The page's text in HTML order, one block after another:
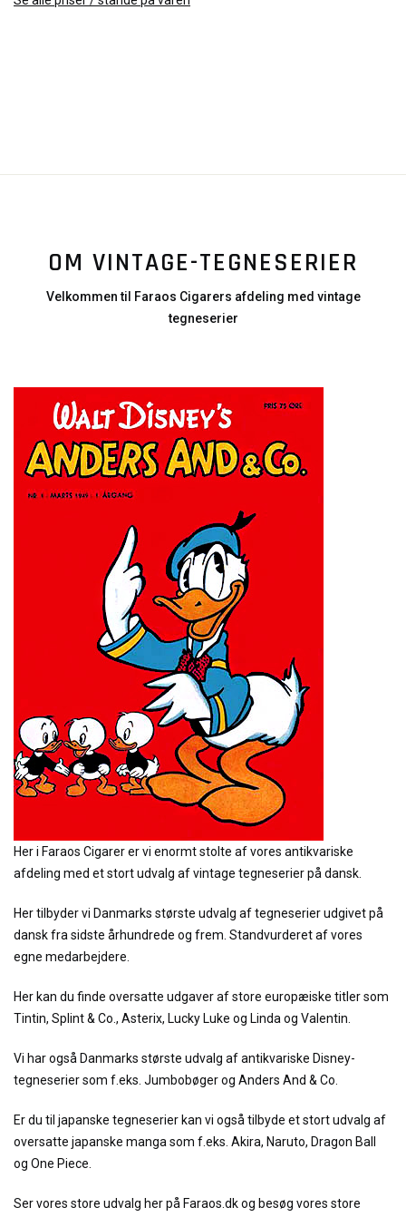
OM VINTAGE-TEGNESERIER
Velkommen til Faraos Cigarers afdeling med vintage
tegneserier
Her i Faraos Cigarer er vi enormt stolte af vores antikvariske
afdeling med et stort udvalg af vintage tegneserier på dansk.
Her tilbyder vi Danmarks største udvalg af tegneserier udgivet på
dansk fra sidste århundrede og frem. Standvurderet af vores
egne medarbejdere.
Her kan du finde oversatte udgaver af store europæiske titler som
Tintin, Splint & Co., Asterix, Lucky Luke og Linda og Valentin.
Vi har også Danmarks største udvalg af antikvariske Disney-
tegneserier som f.eks. Jumbobøger og Anders And & Co.
Er du til japanske tegneserier kan vi også tilbyde et stort udvalg af
oversatte japanske manga som f.eks. Akira, Naruto, Dragon Ball
og One Piece.
Ser vores store udvalg her på Faraos.dk og besøg vores store